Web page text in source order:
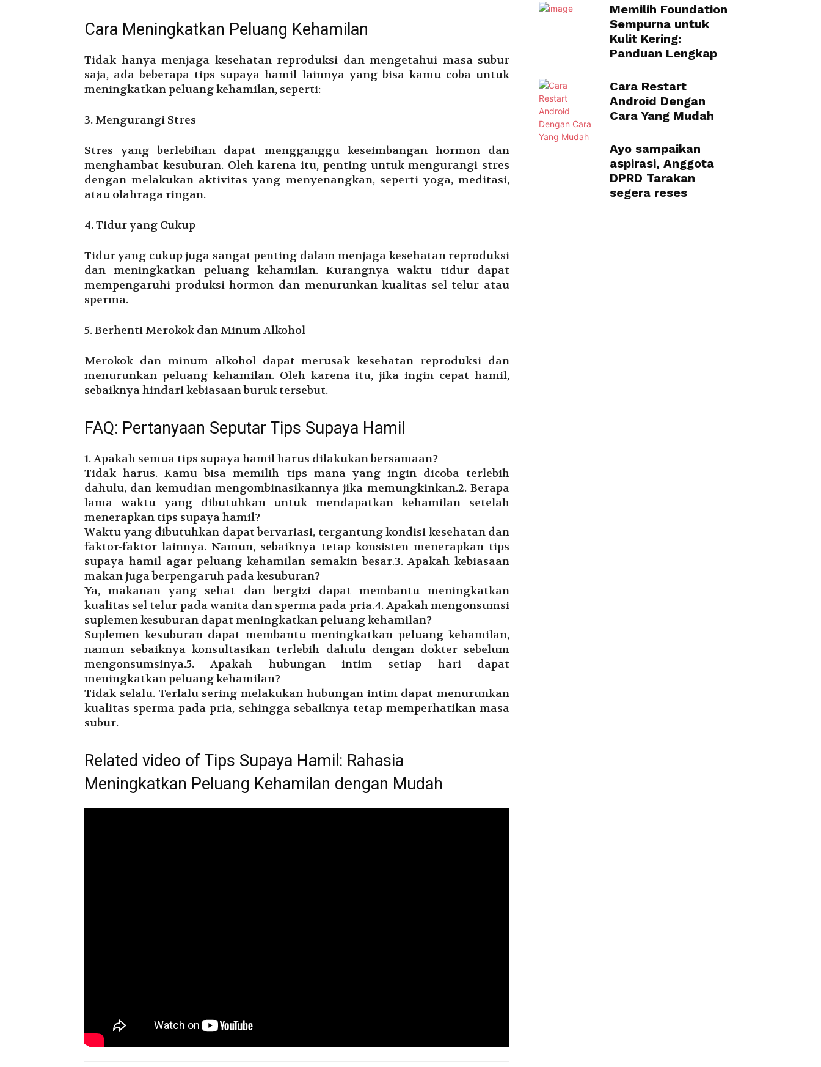
Cara Meningkatkan Peluang Kehamilan
Tidak hanya menjaga kesehatan reproduksi dan mengetahui masa subur
saja, ada beberapa tips supaya hamil lainnya yang bisa kamu coba untuk
meningkatkan peluang kehamilan, seperti:
3. Mengurangi Stres
Stres yang berlebihan dapat mengganggu keseimbangan hormon dan
menghambat kesuburan. Oleh karena itu, penting untuk mengurangi stres
dengan melakukan aktivitas yang menyenangkan, seperti yoga, meditasi,
atau olahraga ringan.
4. Tidur yang Cukup
Tidur yang cukup juga sangat penting dalam menjaga kesehatan reproduksi
dan meningkatkan peluang kehamilan. Kurangnya waktu tidur dapat
mempengaruhi produksi hormon dan menurunkan kualitas sel telur atau
sperma.
5. Berhenti Merokok dan Minum Alkohol
Merokok dan minum alkohol dapat merusak kesehatan reproduksi dan
menurunkan peluang kehamilan. Oleh karena itu, jika ingin cepat hamil,
sebaiknya hindari kebiasaan buruk tersebut.
FAQ: Pertanyaan Seputar Tips Supaya Hamil
1. Apakah semua tips supaya hamil harus dilakukan bersamaan?
Tidak harus. Kamu bisa memilih tips mana yang ingin dicoba terlebih
dahulu, dan kemudian mengombinasikannya jika memungkinkan.2. Berapa
lama waktu yang dibutuhkan untuk mendapatkan kehamilan setelah
menerapkan tips supaya hamil?
Waktu yang dibutuhkan dapat bervariasi, tergantung kondisi kesehatan dan
faktor-faktor lainnya. Namun, sebaiknya tetap konsisten menerapkan tips
supaya hamil agar peluang kehamilan semakin besar.3. Apakah kebiasaan
makan juga berpengaruh pada kesuburan?
Ya, makanan yang sehat dan bergizi dapat membantu meningkatkan
kualitas sel telur pada wanita dan sperma pada pria.4. Apakah mengonsumsi
suplemen kesuburan dapat meningkatkan peluang kehamilan?
Suplemen kesuburan dapat membantu meningkatkan peluang kehamilan,
namun sebaiknya konsultasikan terlebih dahulu dengan dokter sebelum
mengonsumsinya.5. Apakah hubungan intim setiap hari dapat
meningkatkan peluang kehamilan?
Tidak selalu. Terlalu sering melakukan hubungan intim dapat menurunkan
kualitas sperma pada pria, sehingga sebaiknya tetap memperhatikan masa
subur.
Related video of Tips Supaya Hamil: Rahasia
Meningkatkan Peluang Kehamilan dengan Mudah
Memilih Foundation
Sempurna untuk
Kulit Kering:
Panduan Lengkap
Cara Restart
Android Dengan
Cara Yang Mudah
Ayo sampaikan
aspirasi, Anggota
DPRD Tarakan
segera reses